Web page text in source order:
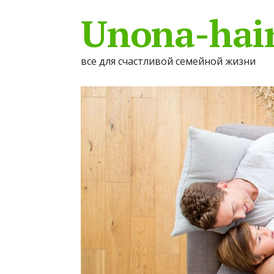
Unona-
все для счастливой семейной жизни